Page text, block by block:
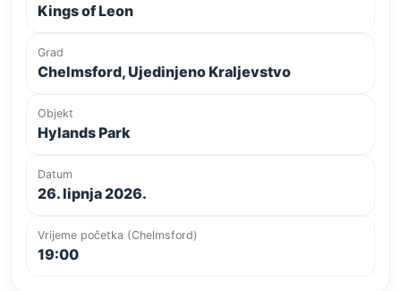
Kings of Leon
Grad
Chelmsford, Ujedinjeno Kraljevstvo
Objekt
Hylands Park
Datum
26. lipnja 2026.
Vrijeme početka (Chelmsford)
19:00